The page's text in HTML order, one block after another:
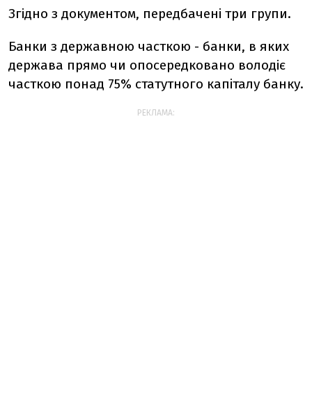
Згідно з документом, передбачені три групи.
Банки з державною часткою - банки, в яких
держава прямо чи опосередковано володіє
часткою понад 75% статутного капіталу банку.
РЕКЛАМА: